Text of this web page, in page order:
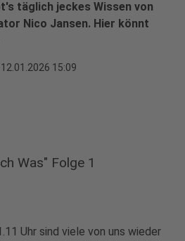
täglich jeckes Wissen von
Nico Jansen. Hier könnt
15:09
Was" Folge 1
Uhr sind viele von uns wieder